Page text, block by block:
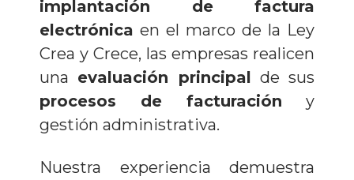
implantación de factura
electrónica en el marco de la Ley
Crea y Crece, las empresas realicen
una evaluación principal de sus
procesos de facturación y
gestión administrativa.
Nuestra experiencia demuestra